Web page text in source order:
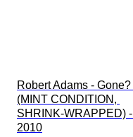
Robert Adams - Gone?
(MINT CONDITION,
SHRINK-WRAPPED) -
2010